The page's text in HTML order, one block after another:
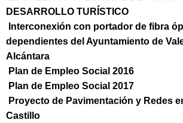
DESARROLLO TURÍSTICO
Interconexión con portador de fibra
dependientes del Ayuntamiento de
Alcántara
Plan de Empleo Social 2016
Plan de Empleo Social 2017
Proyecto de Pavimentación y Redes
Castillo